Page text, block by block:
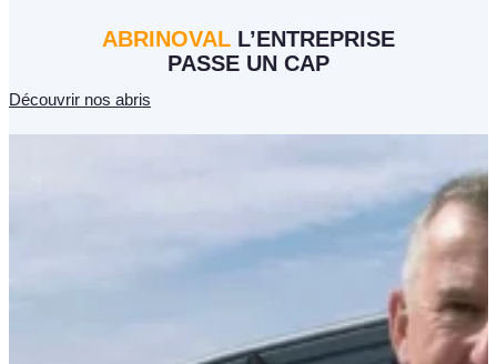
ABRINOVAL L’ENTREPRISE
PASSE UN CAP
Découvrir nos abris